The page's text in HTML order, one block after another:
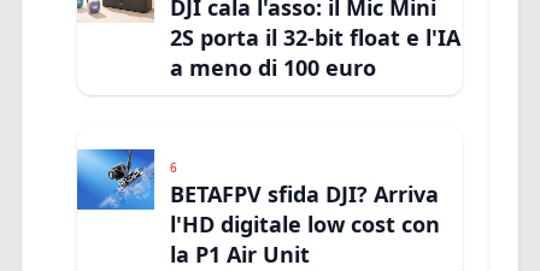
DJI cala l'asso: il Mic Mini
2S porta il 32-bit float e l'IA
a meno di 100 euro
6
BETAFPV sfida DJI? Arriva
l'HD digitale low cost con
la P1 Air Unit